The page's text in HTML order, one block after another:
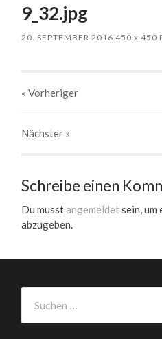
9_32.jpg
20. SEPTEMBER 2016 450x 450
« Vorheriger
Nächster »
Schreibe einen
Du musst angemeldet sein, um
abzugeben.
nach: